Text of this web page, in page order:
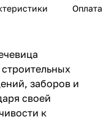
Оплата
заборов и
своей
к